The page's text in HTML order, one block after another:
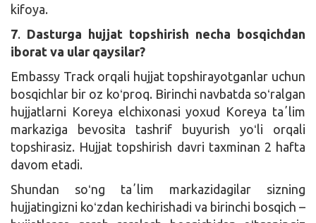
kifoya.
7. Dasturga hujjat topshirish necha bosqichdan
iborat va ular qaysilar?
Embassy Track orqali hujjat topshirayotganlar uchun
bosqichlar bir oz koʻproq. Birinchi navbatda soʻralgan
hujjatlarni Koreya elchixonasi yoxud Koreya taʼlim
markaziga bevosita tashrif buyurish yoʻli orqali
topshirasiz. Hujjat topshirish davri taxminan 2 hafta
davom etadi.
Shundan soʻng taʼlim markazidagilar sizning
hujjatingizni koʻzdan kechirishadi va birinchi bosqich –